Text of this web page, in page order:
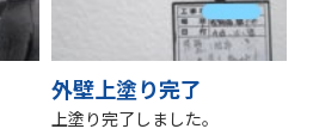
外壁上塗り完了
上塗り完了しました。